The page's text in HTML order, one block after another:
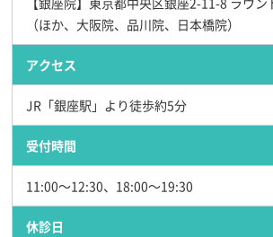
（ほか、大阪院、品川院、日本橋院）
アクセス
JR「銀座駅」より徒歩約5分
受付時間
11:00～12:30、18:00～19:30
休診日